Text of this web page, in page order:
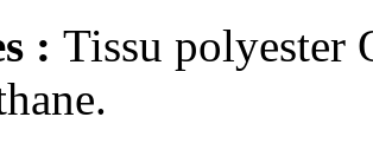
: Tissu polyester